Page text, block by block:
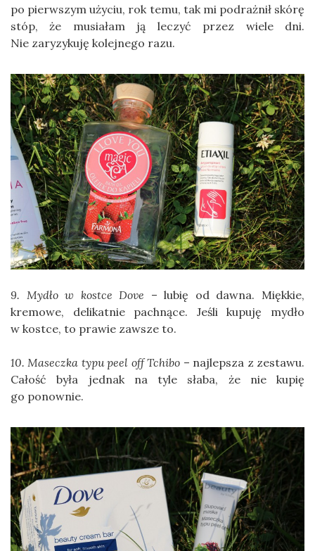
po pierwszym użyciu, rok temu, tak mi podrażnił skórę
stóp, że musiałam ją leczyć przez wiele dni.
Nie zaryzykuję kolejnego razu.
9. Mydło w kostce Dove – lubię od dawna. Miękkie,
kremowe, delikatnie pachnące. Jeśli kupuję mydło
w kostce, to prawie zawsze to.
10. Maseczka typu peel off Tchibo – najlepsza z zestawu.
Całość była jednak na tyle słaba, że nie kupię
go ponownie.